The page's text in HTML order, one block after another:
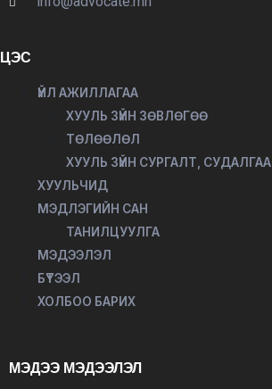
ЦЭС
ҮЙЛ АЖИЛЛАГАА
ХУУЛЬ ЗҮЙН ЗӨВЛӨГӨӨ
ТӨЛӨӨЛӨЛ
ХУУЛЬ ЗҮЙН СУРГАЛТ, СУДАЛГАА
ХУУЛЬЧИД
МЭДЛЭГИЙН САН
ТАНИЛЦУУЛГА
МЭДЭЭЛЭЛ
БҮТЭЭЛ
ХОЛБОО БАРИХ
МЭДЭЭ МЭДЭЭЛЭЛ